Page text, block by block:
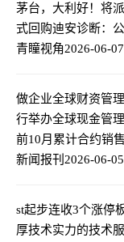
茅台，大利好！将
式回购迪安诊断：
青瞳视角2026-06-
做企业全球财资管
行举办全球现金管
前10月累计合约销
新闻报刊 2026-06-
st起步连收3个涨停
厚技术实力的技术